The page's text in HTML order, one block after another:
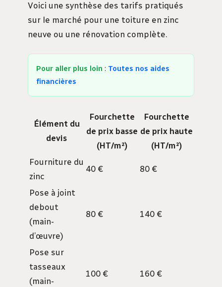
Voici une synthèse des tarifs pratiqués
sur le marché pour une toiture en zinc
neuve ou une rénovation complète.
Pour aller plus loin : Toutes nos aides
financières
Élément du
devis
Fourchette
de prix basse
(HT/m²)
Fourchette
de prix haute
(HT/m²)
Fourniture du
zinc
40 € 80 €
Pose à joint
debout
(main-
d’œuvre)
80 € 140 €
Pose sur
tasseaux
(main-
100 € 160 €